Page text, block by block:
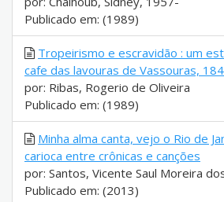
Publicado em: (1989)
Tropeirismo e escravidão : um
cafe das lavouras de Vassouras,
por: Ribas, Rogerio de Oliveira
Publicado em: (1989)
Minha alma canta, vejo o Rio de
carioca entre crônicas e canções
por: Santos, Vicente Saul Moreira
Publicado em: (2013)